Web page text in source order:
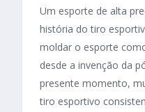
Um esporte de alta
história do tiro
moldar o esporte
desde a invenção da
presente momento,
tiro esportivo